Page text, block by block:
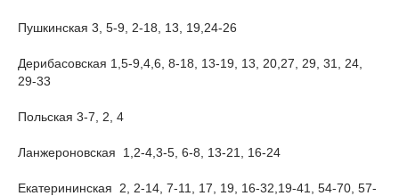
Пушкинская 3, 5-9, 2-18, 13, 19,24-26
Дерибасовская 1,5-9,4,6, 8-18, 13-19, 13, 20,27, 29, 31, 24,
29-33
Польская 3-7, 2, 4
Ланжероновская 1,2-4,3-5, 6-8, 13-21, 16-24
Екатерининская 2, 2-14, 7-11, 17, 19, 16-32,19-41, 54-70, 57-